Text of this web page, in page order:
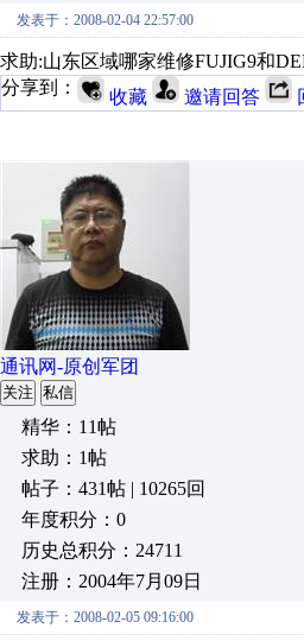
发表于：2008-02-04 22:57:00
求助:山东区域哪家维修FUJIG9和
分享到：
收藏 邀请回答
通讯网-原创军团
关注 私信
精华：11帖
求助：1帖
帖子：431帖 | 10265回
年度积分：0
历史总积分：24711
注册：2004年7月09日
发表于：2008-02-05 09:16:00